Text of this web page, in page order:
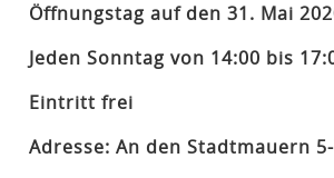
Öffnungstag auf den 31. Mai
Jeden Sonntag von 14:00 bis
Eintritt frei
Adresse: An den Stadtmauern